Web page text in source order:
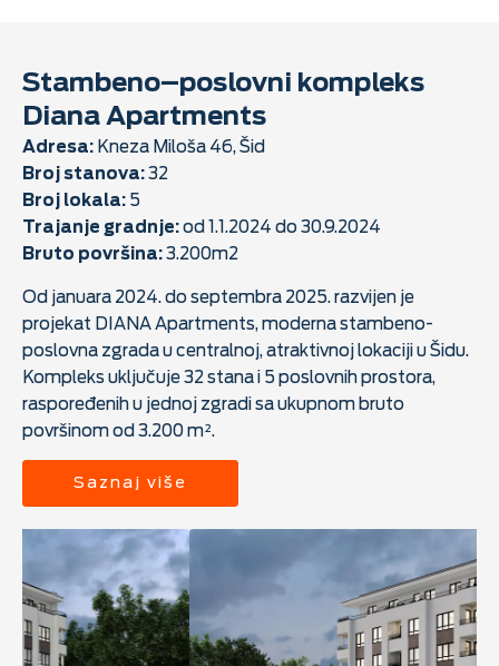
Stambeno–poslovni kompleks
Diana Apartments
Adresa: Kneza Miloša 46, Šid
Broj stanova: 32
Broj lokala: 5
Trajanje gradnje: od 1.1.2024 do 30.9.2024
Bruto površina: 3.200m2
Od januara 2024. do septembra 2025. razvijen je
projekat DIANA Apartments, moderna stambeno-
poslovna zgrada u centralnoj, atraktivnoj lokaciji u Šidu.
Kompleks uključuje 32 stana i 5 poslovnih prostora,
raspoređenih u jednoj zgradi sa ukupnom bruto
površinom od 3.200 m².
Saznaj više